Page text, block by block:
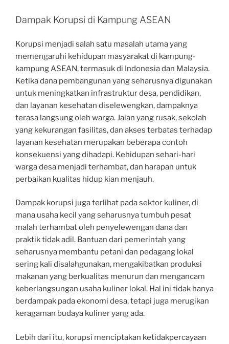
Dampak Korupsi di Kampung ASEAN
Korupsi menjadi salah satu masalah utama yang
memengaruhi kehidupan masyarakat di kampung-
kampung ASEAN, termasuk di Indonesia dan Malaysia.
Ketika dana pembangunan yang seharusnya digunakan
untuk meningkatkan infrastruktur desa, pendidikan,
dan layanan kesehatan diselewengkan, dampaknya
terasa langsung oleh warga. Jalan yang rusak, sekolah
yang kekurangan fasilitas, dan akses terbatas terhadap
layanan kesehatan merupakan beberapa contoh
konsekuensi yang dihadapi. Kehidupan sehari-hari
warga desa menjadi terhambat, dan harapan untuk
perbaikan kualitas hidup kian menjauh.
Dampak korupsi juga terlihat pada sektor kuliner, di
mana usaha kecil yang seharusnya tumbuh pesat
malah terhambat oleh penyelewengan dana dan
praktik tidak adil. Bantuan dari pemerintah yang
seharusnya membantu petani dan pedagang lokal
sering kali disalahgunakan, mengakibatkan produksi
makanan yang berkualitas menurun dan mengancam
keberlangsungan usaha kuliner lokal. Hal ini tidak hanya
berdampak pada ekonomi desa, tetapi juga merugikan
keragaman budaya kuliner yang ada.
Lebih dari itu, korupsi menciptakan ketidakpercayaan